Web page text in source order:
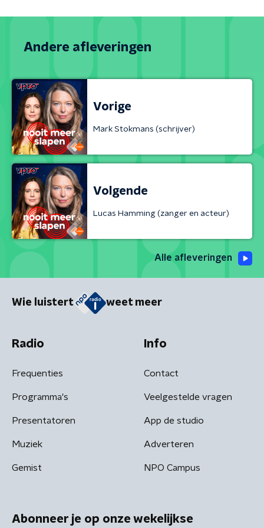
Andere afleveringen
Vorige
Mark Stokmans (schrijver)
Volgende
Lucas Hamming (zanger en acteur)
Alle afleveringen
Wie luistert weet meer
Radio
Frequenties
Programma's
Presentatoren
Muziek
Gemist
Info
Contact
Veelgestelde vragen
App de studio
Adverteren
NPO Campus
Abonneer je op onze wekelijkse